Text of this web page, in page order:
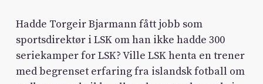
Hadde Torgeir Bjarmann fått jobb som
sportsdirektør i LSK om han ikke hadde 300
seriekamper for LSK? Ville LSK henta en trener
med begrenset erfaring fra islandsk fotball om